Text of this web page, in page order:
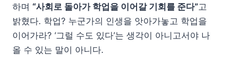
하며 “사회로 돌아가 학업을 이어갈 기회를 준다”고
밝혔다. 학업? 누군가의 인생을 앗아가놓고 학업을
이어가라? ‘그럴 수도 있다’는 생각이 아니고서야 나
올 수 있는 말이 아니다.